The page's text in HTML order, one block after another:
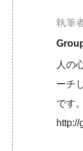
執筆
人の
ーチ
です